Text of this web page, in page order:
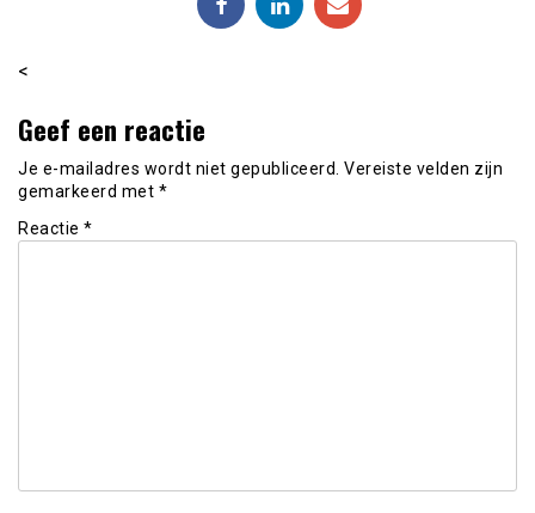
<
Geef een reactie
Je e-mailadres wordt niet gepubliceerd. Vereiste velden zijn
gemarkeerd met *
Reactie *